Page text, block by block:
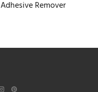
Adhesive Remover